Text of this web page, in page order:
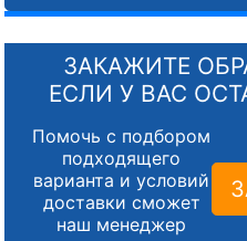
ЗАКАЖИТЕ
ЕСЛИ У ВАС
Помочь с подбором
подходящего
варианта и условий
доставки сможет
наш менеджер